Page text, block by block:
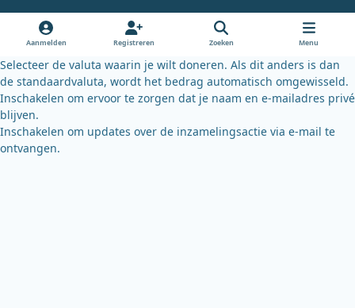
o
k
b
k
y
Aanmelden Registreren Zoeken Menu
Selecteer de valuta waarin je wilt doneren. Als dit anders is dan
de standaardvaluta, wordt het bedrag automatisch omgewisseld.
Inschakelen om ervoor te zorgen dat je naam en e-mailadres privé
blijven.
Inschakelen om updates over de inzamelingsactie via e-mail te
ontvangen.